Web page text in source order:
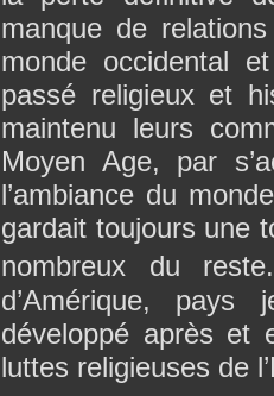
manque de
monde occidental
passé religieux et
maintenu leurs
Moyen Age, par
l’ambiance du
gardait toujours une
nombreux du
d’Amérique,
développé après et
luttes religieuses de